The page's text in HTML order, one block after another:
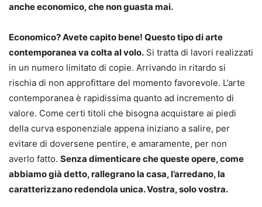
anche economico, che non guasta mai.
Economico? Avete capito bene! Questo tipo di arte
contemporanea va colta al volo. Si tratta di lavori realizzati
in un numero limitato di copie. Arrivando in ritardo si
rischia di non approfittare del momento favorevole. L’arte
contemporanea è rapidissima quanto ad incremento di
valore. Come certi titoli che bisogna acquistare ai piedi
della curva esponenziale appena iniziano a salire, per
evitare di doversene pentire, e amaramente, per non
averlo fatto. Senza dimenticare che queste opere, come
abbiamo già detto, rallegrano la casa, l’arredano, la
caratterizzano redendola unica. Vostra, solo vostra.